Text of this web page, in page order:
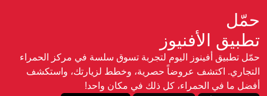
حمّل
تطبيق الأفنيوز
حمّل تطبيق أفينوز اليوم لتجربة تسوق سلسة في مركز الحمراء
التجاري. اكتشف عروضاً حصرية، وخطط لزيارتك، واستكشف
أفضل ما في الحمراء، كل ذلك في مكان واحد!